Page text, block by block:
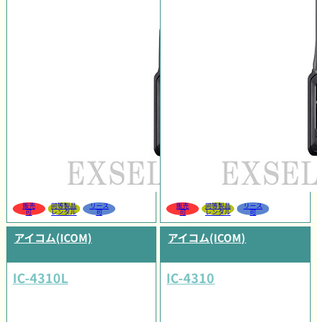
販売
可
同等製品
レンタル
リース
可
販売
可
同等製品
レンタル
リース
可
アイコム(ICOM)
IC-4310L
アイコム(ICOM)
IC-4310